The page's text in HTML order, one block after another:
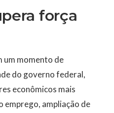
força
um momento de
do governo federal,
econômicos mais
ampliação de